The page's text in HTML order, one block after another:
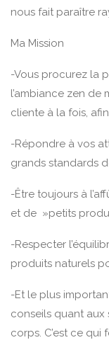
nous fait paraître
Ma Mission
-Vous procurez la
l’ambiance zen de
cliente à la fois,
-Répondre à vos
grands standards
-Être toujours à
et de »petits
-Respecter
produits naturels
-Et le plus
conseils quant
corps. C’est ce qui